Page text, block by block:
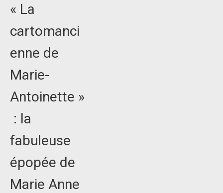
« La
cartomanci
enne de
Marie-
Antoinette »
: la
fabuleuse
épopée de
Marie Anne